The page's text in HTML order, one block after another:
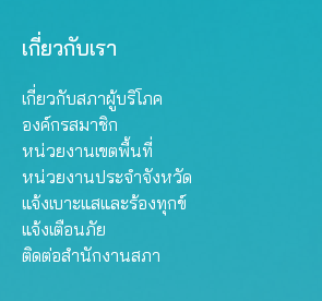
เกี่ยวกับเรา
เกี่ยวกับสภาผู้บริโภค
องค์กรสมาชิก
หน่วยงานเขตพื้นที่
หน่วยงานประจำจังหวัด
แจ้งเบาะแสและร้องทุกข์
แจ้งเตือนภัย
ติดต่อสำนักงานสภา